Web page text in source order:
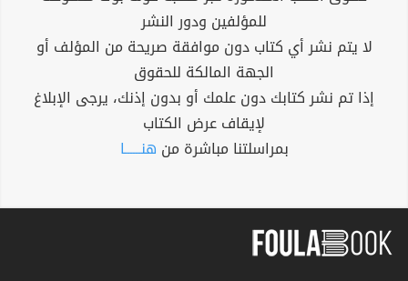
للمؤلفين ودور النشر
لا يتم نشر أي كتاب دون موافقة صريحة من المؤلف أو
الجهة المالكة للحقوق
إذا تم نشر كتابك دون علمك أو بدون إذنك، يرجى الإبلاغ
لإيقاف عرض الكتاب
بمراسلتنا مباشرة من هنــــــا